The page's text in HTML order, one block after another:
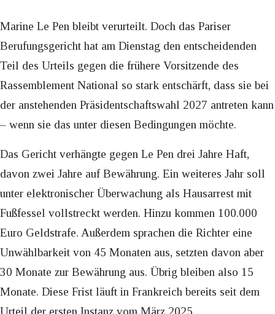
Marine Le Pen bleibt verurteilt. Doch das Pariser
Berufungsgericht hat am Dienstag den entscheidenden
Teil des Urteils gegen die frühere Vorsitzende des
Rassemblement National so stark entschärft, dass sie bei
der anstehenden Präsidentschaftswahl 2027 antreten kann
– wenn sie das unter diesen Bedingungen möchte.
Das Gericht verhängte gegen Le Pen drei Jahre Haft,
davon zwei Jahre auf Bewährung. Ein weiteres Jahr soll
unter elektronischer Überwachung als Hausarrest mit
Fußfessel vollstreckt werden. Hinzu kommen 100.000
Euro Geldstrafe. Außerdem sprachen die Richter eine
Unwählbarkeit von 45 Monaten aus, setzten davon aber
30 Monate zur Bewährung aus. Übrig bleiben also 15
Monate. Diese Frist läuft in Frankreich bereits seit dem
Urteil der ersten Instanz vom März 2025.